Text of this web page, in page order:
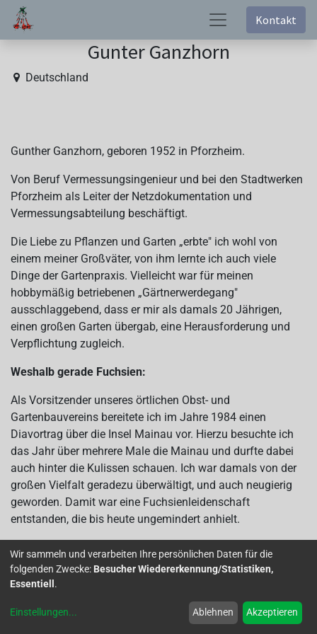
Kontakt
Gunter Ganzhorn
Deutschland
Gunther Ganzhorn, geboren 1952 in Pforzheim.
Von Beruf Vermessungsingenieur und bei den Stadtwerken
Pforzheim als Leiter der Netzdokumentation und
Vermessungsabteilung beschäftigt.
Die Liebe zu Pflanzen und Garten „erbte" ich wohl von
einem meiner Großväter, von ihm lernte ich auch viele
Dinge der Gartenpraxis. Vielleicht war für meinen
hobbymäßig betriebenen „Gärtnerwerdegang"
ausschlaggebend, dass er mir als damals 20 Jährigen,
einen großen Garten übergab, eine Herausforderung und
Verpflichtung zugleich.
Weshalb gerade Fuchsien:
Als Vorsitzender unseres örtlichen Obst- und
Gartenbauvereins bereitete ich im Jahre 1984 einen
Diavortrag über die Insel Mainau vor. Hierzu besuchte ich
das Jahr über mehrere Male die Mainau und durfte dabei
auch hinter die Kulissen schauen. Ich war damals von der
großen Vielfalt geradezu überwältigt, und auch neugierig
geworden. Damit war eine Fuchsienleidenschaft
entstanden, die bis heute ungemindert anhielt.
Mein kultiviertes Sortiment:
Im Laufe der Jahre kultivierte und testete ich eine Vielzahl
Pflanzensortiment. Manchmal wurden die groß gefüllt
blühenden, dann wieder Sorten mit kleinen Blüten
Wir sammeln und verarbeiten Ihre persönlichen Daten für die
folgenden Zwecke: Besucher Wiedererkennung/Statistiken,
Essentiell .
Einstellungen... Ablehnen Akzeptieren